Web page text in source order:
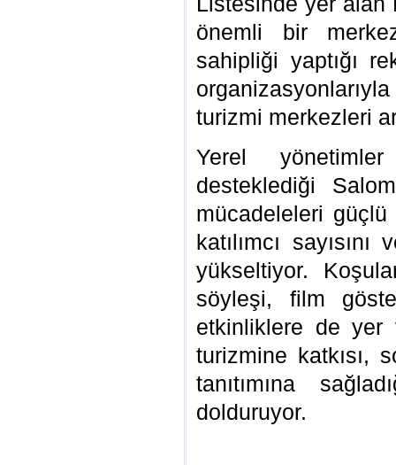
önemli bir
sahipliği yaptığı
turizmi merkezleri
Yerel
desteklediği
mücadeleleri
katılımcı
yükseltiyor.
söyleşi, film
etkinliklere de yer
turizmine katkısı,
tanıtımına
dolduruyor.